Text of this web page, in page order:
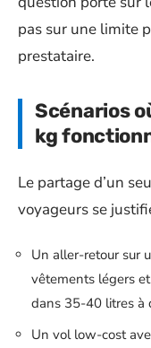
pas sur une limite
prestataire.
Scénarios
kg
Le partage d’un
voyageurs se
Un aller-retour sur
vêtements légers
dans 35-40 litres à
Un vol low-cost